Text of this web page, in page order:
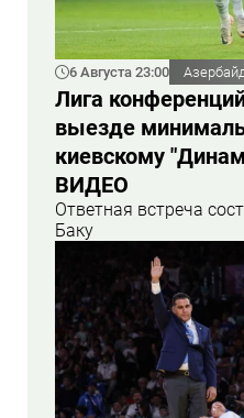
6 Августа 23:00
Лига
выезде
киевскому
ВИДЕО
Ответная встреча
Баку